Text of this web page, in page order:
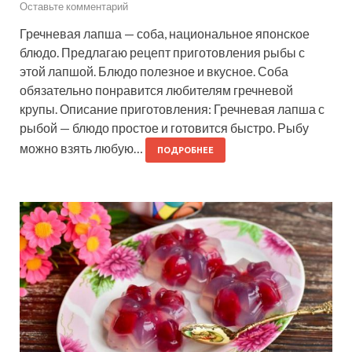
Оставьте комментарий
Гречневая лапша — соба, национальное японское
блюдо. Предлагаю рецепт приготовления рыбы с
этой лапшой. Блюдо полезное и вкусное. Соба
обязательно понравится любителям гречневой
крупы. Описание приготовления: Гречневая лапша с
рыбой — блюдо простое и готовится быстро. Рыбу
можно взять любую…
ПОДРОБНЕЕ